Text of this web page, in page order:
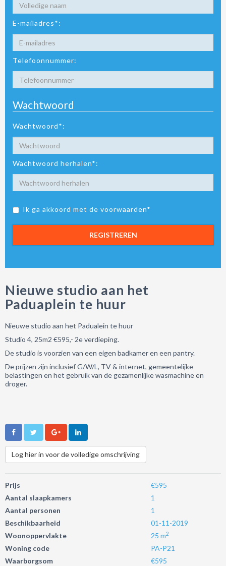
E-mailadres*:
Telefoonnummer:
Wachtwoord
Wachtwoord*:
Wachtwoord herhalen*:
Ik ga akkoord met de voorwaarden*
REGISTREREN
Nieuwe studio aan het
Paduaplein te huur
Nieuwe studio aan het Padualein te huur
Studio 4, 25m2 €595,- 2e verdieping.
De studio is voorzien van een eigen badkamer en een pantry.
De prijzen zijn inclusief G/W/L, TV & internet, gemeentelijke
belastingen en het gebruik van de gezamenlijke wasmachine en
droger.
Log hier in voor de volledige omschrijving
Prijs
€595
Aantal slaapkamers
1
Aantal personen
1
Beschikbaarheid
01-11-2019
Woonoppervlakte
25 m2
Woning code
PA-P21
Waarborgsom
€595